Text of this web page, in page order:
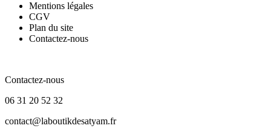
Mentions légales
CGV
Plan du site
Contactez-nous
Contactez-nous
06 31 20 52 32
contact@laboutikdesatyam.fr